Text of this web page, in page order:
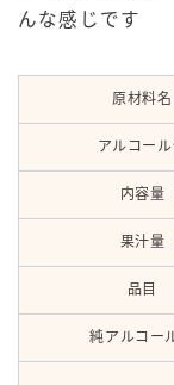
んな感じです
原材料名
アルコー
内容量
果汁量
品目
純アルコー